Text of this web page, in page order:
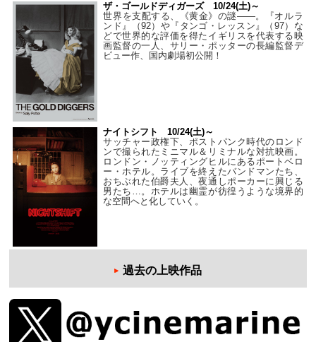
ザ・ゴールドディガーズ 10/24(土)～
世界を支配する、《黄金》の謎――。『オルラ
ンド』（92）や『タンゴ・レッスン』（97）な
どで世界的な評価を得たイギリスを代表する映
画監督の一人、サリー・ポッターの長編監督デ
ビュー作、国内劇場初公開！
ナイトシフト 10/24(土)～
サッチャー政権下、ポストパンク時代のロンド
ンで撮られたミニマル＆リミナルな対抗映画。
ロンドン・ノッティングヒルにあるポートベロ
ー・ホテル。ライブを終えたバンドマンたち、
おちぶれた伯爵夫人、夜通しポーカーに興じる
男たち…。ホテルは幽霊が彷徨うような境界的
な空間へと化していく。
過去の上映作品